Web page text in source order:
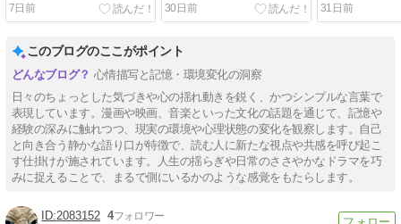
7日前 30日前 31日前
このブログのここがポイント
心情描写と記憶・環境変化の洞察
日々のちょっとした気づきや心の揺れ動きを鋭く、かつシンプルな言葉で
表現しています。漫画や映画、音楽といった文化の話題を通じて、記憶や
経験の深みに触れつつ、現実の環境や心理状態の変化を観察します。自己
と向き合う静かな語り口が特徴で、読む人に新たな視点や共感を呼び起こ
す仕掛けが施されています。人生の揺らぎや日常のささやかなドラマを巧
みに捉えることで、まるで側にいるかのような感覚をもたらします。
2083152 4